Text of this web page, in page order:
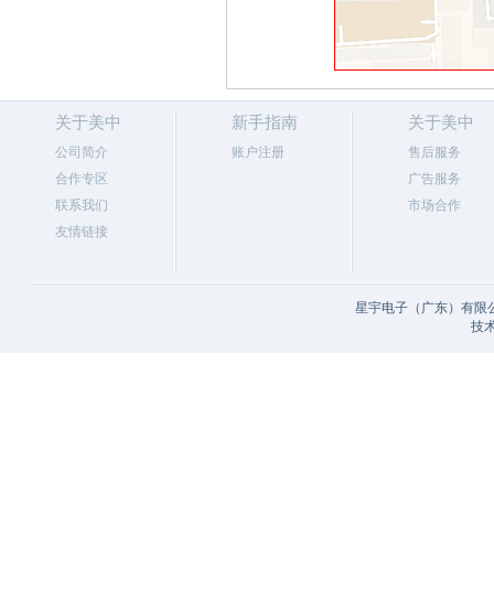
关于美中
公司简介
合作专区
联系我们
友情链接
新手指南
账户注册
关于美中
售后服务
广告服务
市场合作
星宇电子（广东）有限
技